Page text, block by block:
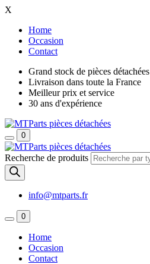
X
Home
Occasion
Contact
Grand stock de pièces détachées
Livraison dans toute la France
Meilleur prix et service
30 ans d'expérience
0
Recherche de produits
info@mtparts.fr
0
Home
Occasion
Contact